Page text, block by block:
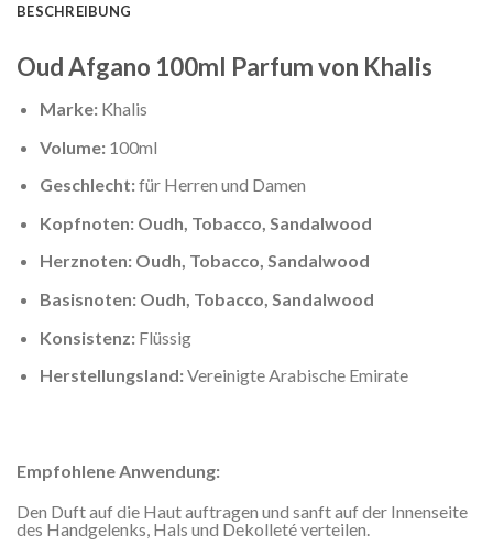
BESCHREIBUNG
Oud Afgano 100ml Parfum von Khalis
Marke: Khalis
Volume: 100ml
Geschlecht:für Herren und Damen
Kopfnoten: Oudh, Tobacco, Sandalwood
Herznoten: Oudh, Tobacco, Sandalwood
Basisnoten: Oudh, Tobacco, Sandalwood
Konsistenz: Flüssig
Herstellungsland:Vereinigte Arabische Emirate
Empfohlene Anwendung:
Den Duft auf die Haut auftragen und sanft auf der Innenseite
des Handgelenks, Hals und Dekolleté verteilen.